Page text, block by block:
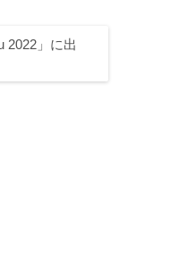
2022」に出